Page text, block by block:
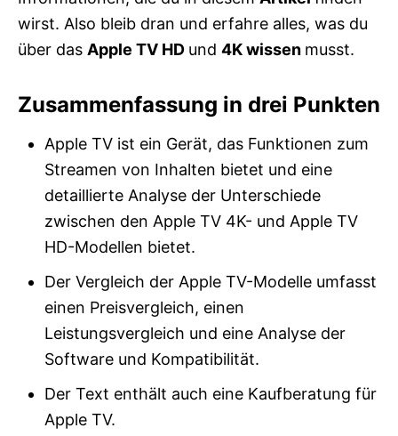
wirst. Also bleib dran und erfahre alles, was du
über das Apple TV HD und 4Kwissen musst.
Zusammenfassung in drei Punkten
Apple TV ist ein Gerät, das Funktionen zum
Streamen von Inhalten bietet und eine
detaillierte Analyse der Unterschiede
zwischen den Apple TV 4K- und Apple TV
HD-Modellen bietet.
Der Vergleich der Apple TV-Modelle umfasst
einen Preisvergleich, einen
Leistungsvergleich und eine Analyse der
Software und Kompatibilität.
Der Text enthält auch eine Kaufberatung für
Apple TV.